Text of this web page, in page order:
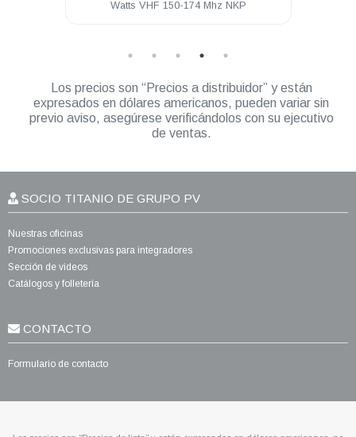
Watts VHF 150-174 Mhz NKP
Los precios son “Precios a distribuidor” y están
expresados en dólares americanos, pueden variar sin
previo aviso, asegúrese verificándolos con su ejecutivo
de ventas.
SOCIO TITANIO DE GRUPO PV
Nuestras oficinas
Promociones exclusivas para integradores
Sección de videos
Catálogos y folletería
CONTACTO
Formulario de contacto